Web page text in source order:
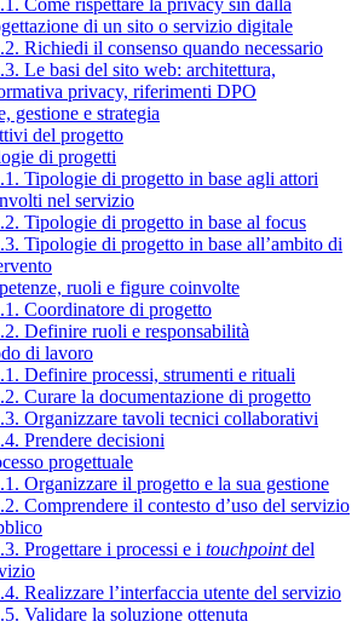
Come rispettare la privacy sin dalla
di un sito o servizio digitale
Richiedi il consenso quando necessario
Le basi del sito web: architettura,
privacy, riferimenti DPO
gestione e strategia
del progetto
di progetti
Tipologie di progetto in base agli attori
nel servizio
Tipologie di progetto in base al focus
Tipologie di progetto in base all’ambito di
ruoli e figure coinvolte
Coordinatore di progetto
Definire ruoli e responsabilità
di lavoro
Definire processi, strumenti e rituali
Curare la documentazione di progetto
Organizzare tavoli tecnici collaborativi
Prendere decisioni
progettuale
Organizzare il progetto e la sua gestione
Comprendere il contesto d’uso del servizio
Progettare i processi e i touchpointdel
Realizzare l’interfaccia utente del servizio
Validare la soluzione ottenuta